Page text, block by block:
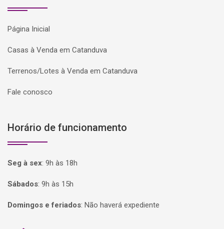
Página Inicial
Casas à Venda em Catanduva
Terrenos/Lotes à Venda em Catanduva
Fale conosco
Horário de funcionamento
Seg à sex: 9h às 18h
Sábados: 9h às 15h
Domingos e feriados: Não haverá expediente